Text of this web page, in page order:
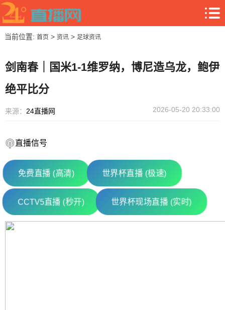
当前位置: 首页> 资讯> 足球资讯
剑南春｜国米1-1维罗纳，博尼造乌龙，鲍伊
绝平比分
来源： 24直播网 2026-05-20 20:33:00
直播信号
免费直播 (高清) 世界杯直播 (极速)
CCTV5直播 (秒开) 世界杯现场直播 (实时)